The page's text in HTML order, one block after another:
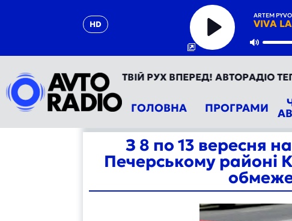
HD
ARTEM
VIVA
Play
Mute
УКРАЇНА - ТВІЙ РУХ ВПЕРЕД! АВТОРАДІО ТЕПЕР
ГОЛОВНА ПРОГРАМИ
З 8 по 13 вересня
Печерському районі